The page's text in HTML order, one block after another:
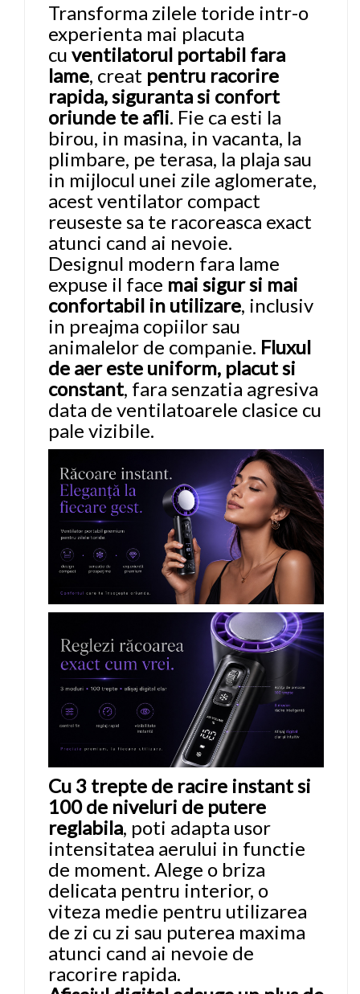
Transforma zilele toride intr-o
experienta mai placuta
cu ventilatorul portabil fara
lame, creat pentru racorire
rapida, siguranta si confort
oriunde te afli. Fie ca esti la
birou, in masina, in vacanta, la
plimbare, pe terasa, la plaja sau
in mijlocul unei zile aglomerate,
acest ventilator compact
reuseste sa te racoreasca exact
atunci cand ai nevoie.
Designul modern fara lame
expuse il face mai sigur si mai
confortabil in utilizare, inclusiv
in preajma copiilor sau
animalelor de companie. Fluxul
de aer este uniform, placut si
constant, fara senzatia agresiva
data de ventilatoarele clasice cu
pale vizibile.
Cu 3 trepte de racire instant si
100 de niveluri de putere
reglabila, poti adapta usor
intensitatea aerului in functie
de moment. Alege o briza
delicata pentru interior, o
viteza medie pentru utilizarea
de zi cu zi sau puterea maxima
atunci cand ai nevoie de
racorire rapida.